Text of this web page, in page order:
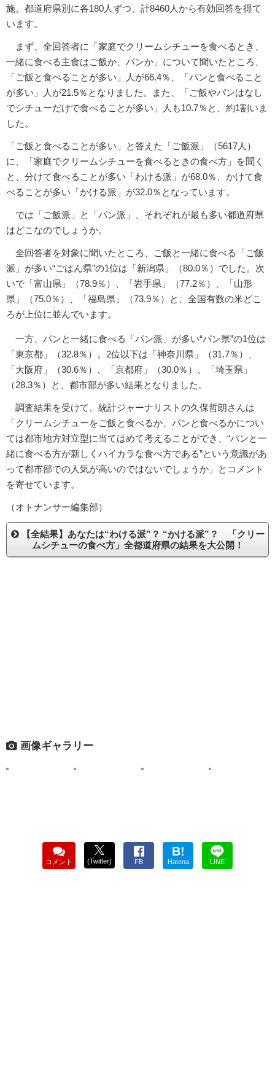
施。都道府県別に各180人ずつ、計8460人から有効回答を得て
います。
まず、全回答者に「家庭でクリームシチューを食べるとき、
一緒に食べる主食はご飯か、パンか」について聞いたところ、
「ご飯と食べることが多い」人が66.4％、「パンと食べること
が多い」人が21.5％となりました。また、「ご飯やパンはなし
でシチューだけで食べることが多い」人も10.7％と、約1割いま
した。
「ご飯と食べることが多い」と答えた「ご飯派」（5617人）
に、「家庭でクリームシチューを食べるときの食べ方」を聞く
と、分けて食べることが多い「わける派」が68.0％、かけて食
べることが多い「かける派」が32.0％となっています。
では「ご飯派」と「パン派」、それぞれが最も多い都道府県
はどこなのでしょうか。
全回答者を対象に聞いたところ、ご飯と一緒に食べる「ご飯
派」が多い“ごはん県”の1位は「新潟県」（80.0％）でした。次
いで「富山県」（78.9％）、「岩手県」（77.2％）、「山形
県」（75.0％）、「福島県」（73.9％）と、全国有数の米どこ
ろが上位に並んでいます。
一方、パンと一緒に食べる「パン派」が多い“パン県”の1位は
「東京都」（32.8％）。2位以下は「神奈川県」（31.7％）、
「大阪府」（30.6％）、「京都府」（30.0％）、「埼玉県」
（28.3％）と、都市部が多い結果となりました。
調査結果を受けて、統計ジャーナリストの久保哲朗さんは
「クリームシチューをご飯と食べるか、パンと食べるかについ
ては都市地方対立型に当てはめて考えることができ、“パンと一
緒に食べる方が新しくハイカラな食べ方である”という意識があ
って都市部での人気が高いのではないでしょうか」とコメント
を寄せています。
（オトナンサー編集部）
【全結果】あなたは“わける派”？ “かける派”？ 「クリー
ムシチューの食べ方」全都道府県の結果を大公開！
画像ギャラリー
コメント (Twitter) FB
B!
Hatena LINE